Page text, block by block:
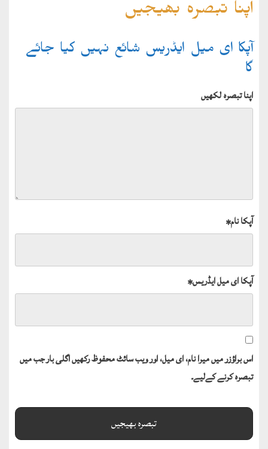
اپنا تبصرہ بھیجیں
آپکا ای میل ایڈریس شائع نہیں کیا جائے
گا
اپنا تبصرہ لکھیں
آپکا نام*
آپکا ای میل ایڈریس*
اس براؤزر میں میرا نام، ای میل، اور ویب سائٹ محفوظ رکھیں اگلی بار جب میں
تبصرہ کرنے کےلیے۔